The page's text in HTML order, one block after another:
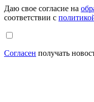
Даю свое согласие на
соответствии с
Согласен получать